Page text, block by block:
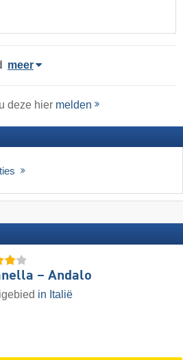
meer
deze hier melden
– Andalo
in Italië